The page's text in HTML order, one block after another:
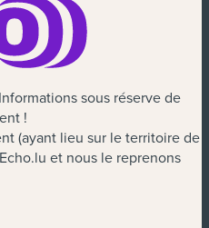
sous réserve de
!
(ayant lieu sur le territoire de
et nous le reprenons